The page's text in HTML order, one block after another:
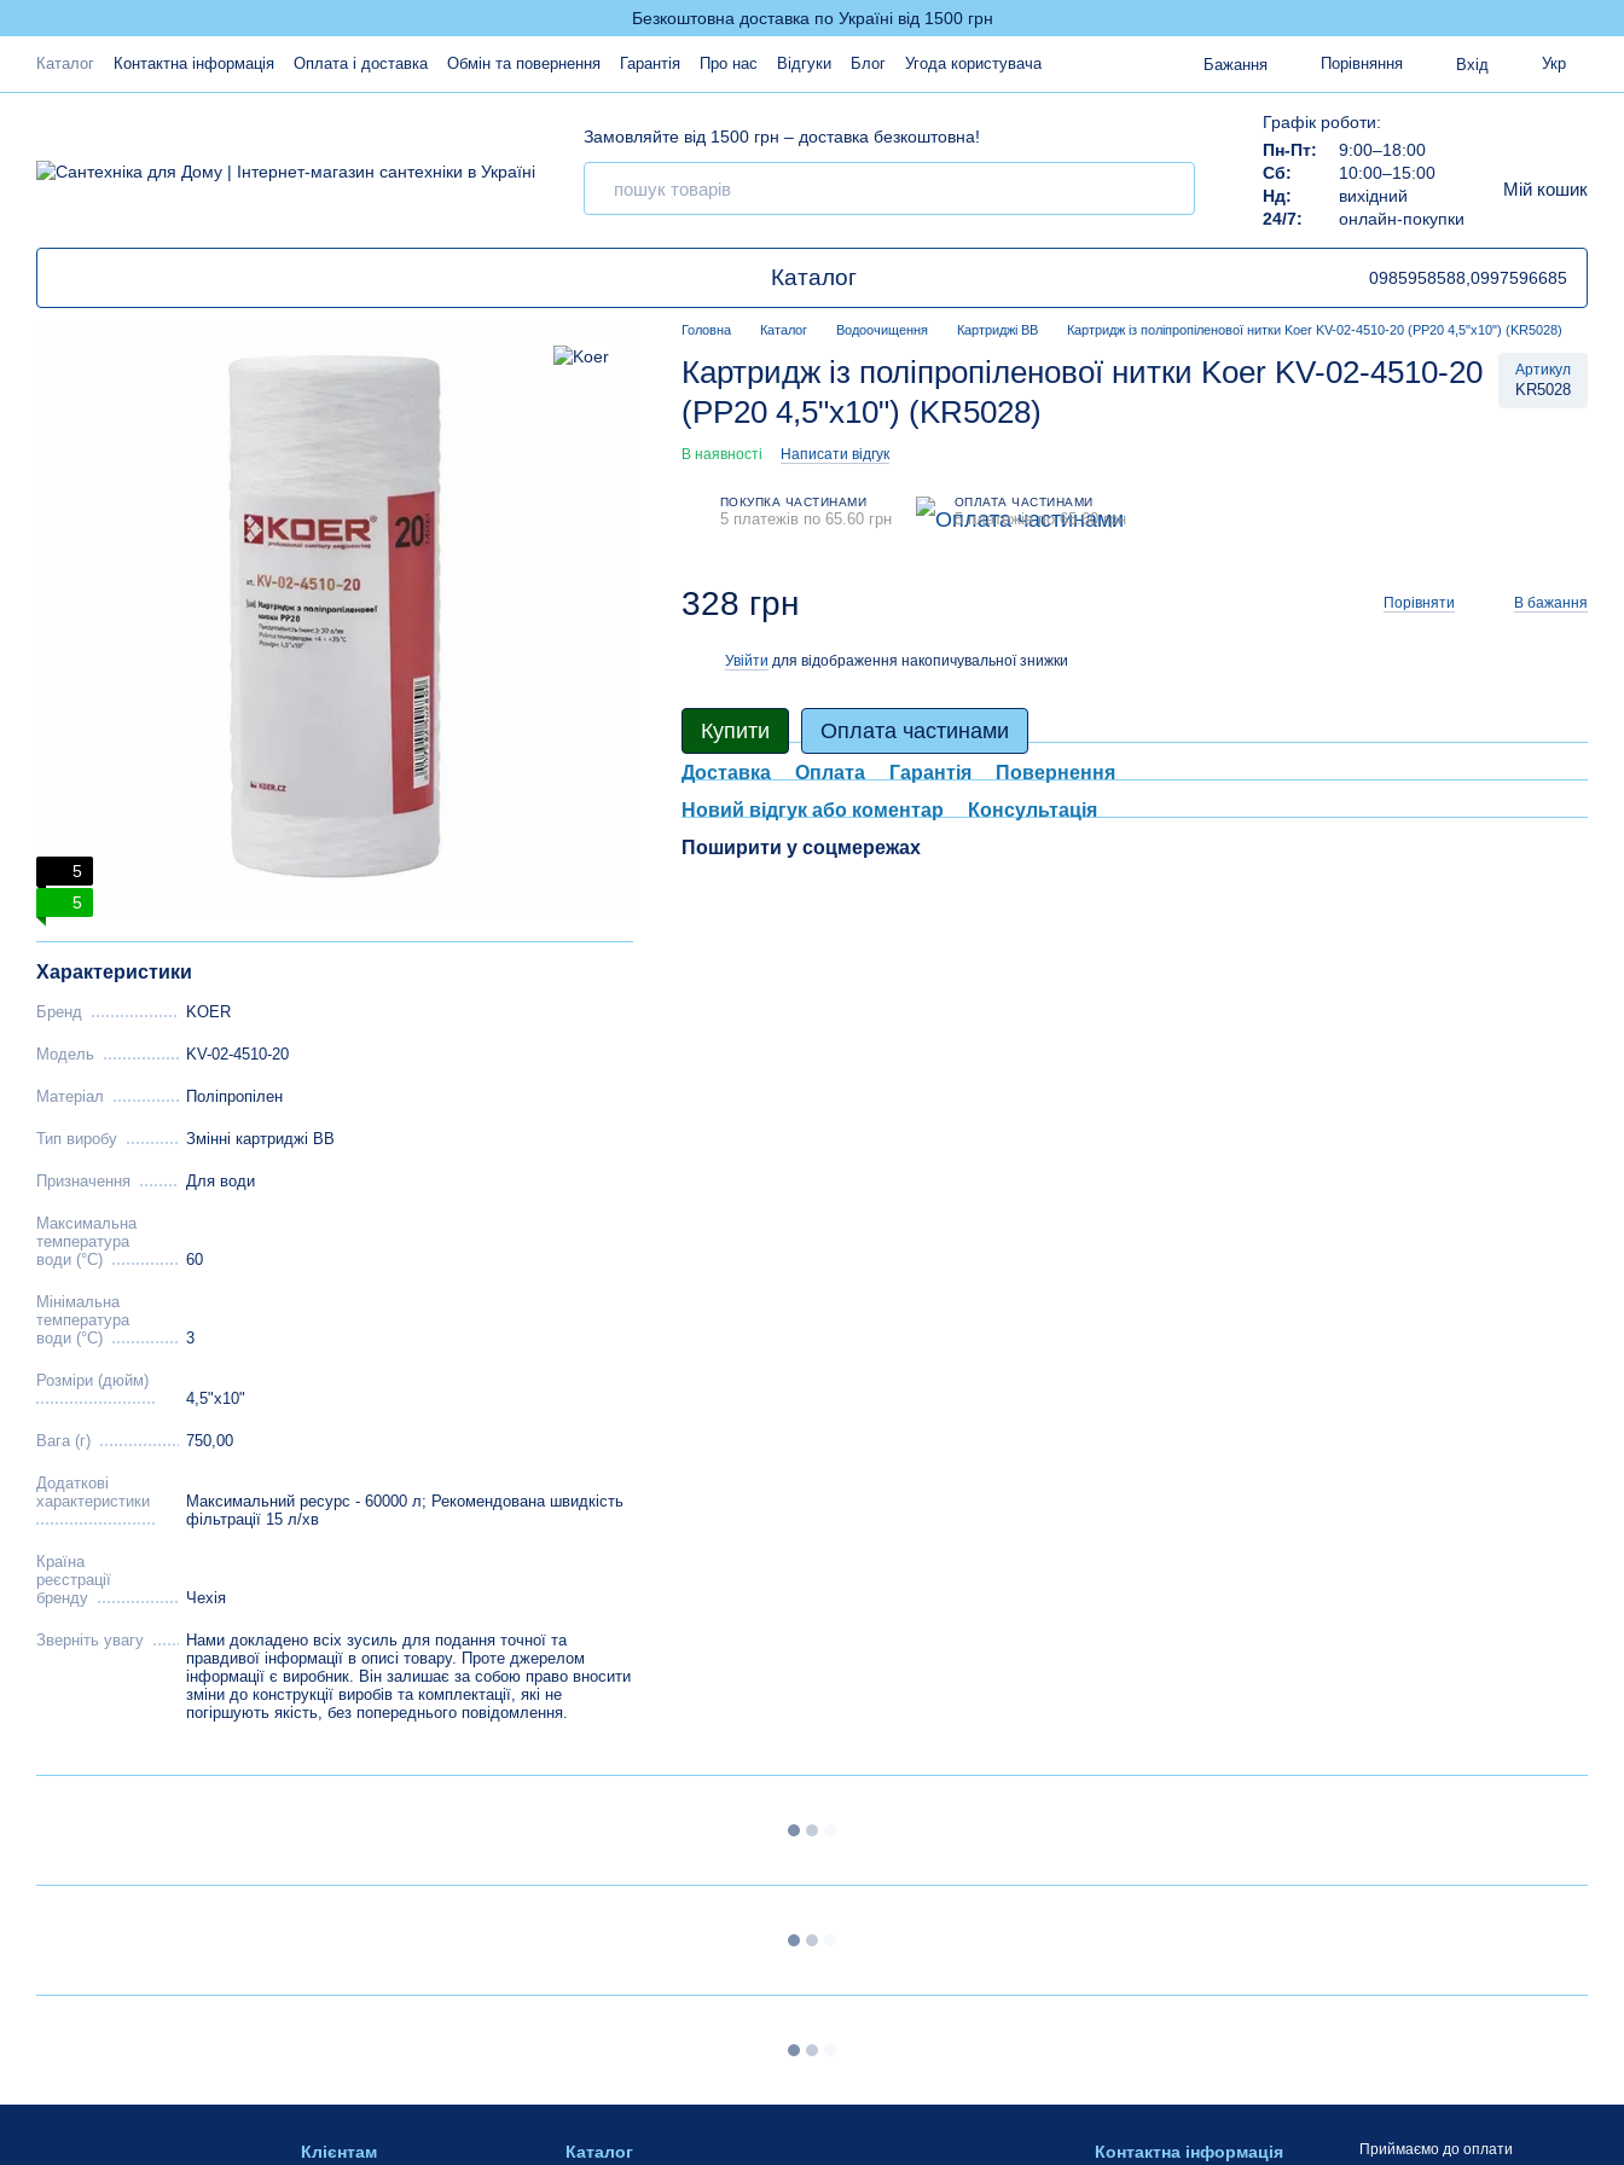
Безкоштовна доставка по Україні від 1500 грн
Каталог Контактна інформація Оплата і доставка Обмін та повернення Гарантія Про нас Відгуки Блог Угода користувача Бажання Порівняння Вхід Укр
Замовляйте від 1500 грн – доставка безкоштовна!
Графік роботи:
Пн-Пт:
9:00–18:00
Сб:
10:00–15:00
Нд:
вихідний
24/7:
онлайн-покупки
Мій кошик
Каталог 0985958588, 0997596685
5
5
Характеристики
Бренд KOER
Модель KV-02-4510-20
Матеріал Поліпропілен
Тип виробу Змінні картриджі ВВ
Призначення Для води
Максимальна
температура
води (°C)
60
Мінімальна
температура
води (°C)
3
Розміри (дюйм)
4,5"х10"
Вага (г) 750,00
Додаткові
характеристики
Максимальний ресурс - 60000 л; Рекомендована швидкість
фільтрації 15 л/хв
Країна
реєстрації
бренду
Чехія
Зверніть увагу
Нами докладено всіх зусиль для подання точної та
правдивої інформації в описі товару. Проте джерелом
інформації є виробник. Він залишає за собою право вносити
зміни до конструкції виробів та комплектації, які не
погіршують якість, без попереднього повідомлення.
Головна Каталог Водоочищення Картриджі ВВ Картридж із поліпропіленової нитки Koer KV-02-4510-20 (PP20 4,5"x10") (KR5028)
Картридж із поліпропіленової нитки Koer KV-02-4510-20
(PP20 4,5"x10") (KR5028)
Артикул
KR5028
В наявності Написати відгук
ПОКУПКА ЧАСТИНАМИ
5 платежів по 65.60 грн
ОПЛАТА ЧАСТИНАМИ
5 платежів по 65.60 грн
328 грн Порівняти В бажання
Увійти для відображення накопичувальної знижки
Купити Оплата частинами
Доставка Оплата Гарантія
Повернення
Новий відгук або коментар
Консультація
Поширити у соцмережах
Клієнтам Каталог Контактна інформація Приймаємо до оплати